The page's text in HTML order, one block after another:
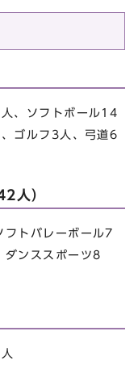
、ソフトボール14
ゴルフ3人、弓道6
人）
フトバレーボール7
ダンススポーツ8